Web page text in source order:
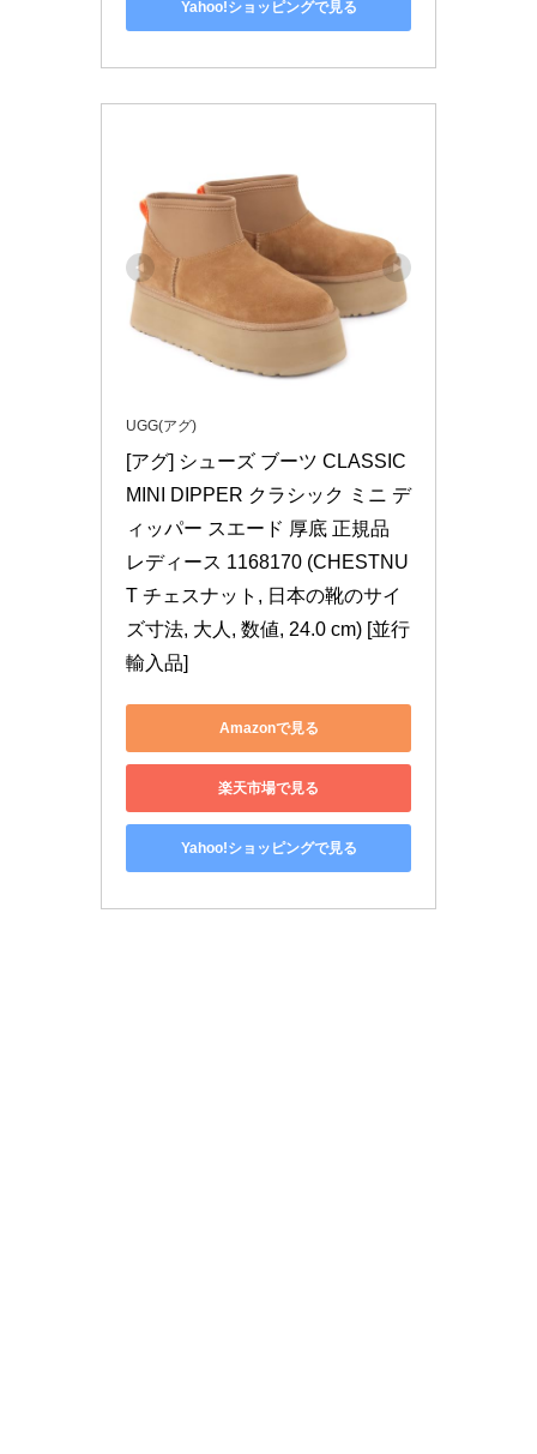
Yahoo!ショッピングで見る
UGG(アグ)
[アグ] シューズ ブーツ CLASSIC
MINI DIPPER クラシック ミニ デ
ィッパー スエード 厚底 正規品
レディース 1168170 (CHESTNU
T チェスナット, 日本の靴のサイ
ズ寸法, 大人, 数値, 24.0 cm) [並行
輸入品]
Amazonで見る
楽天市場で見る
Yahoo!ショッピングで見る